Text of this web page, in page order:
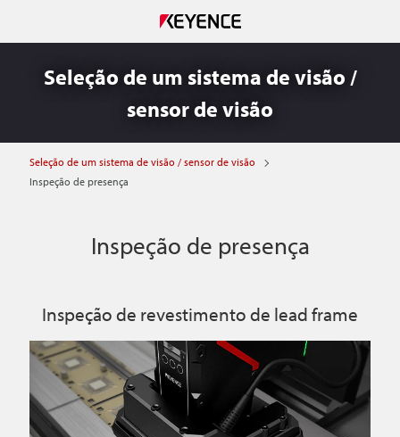
Seleção de um sistema de visão /
sensor de visão
Seleção de um sistema de visão / sensor de visão
Inspeção de presença
Inspeção de presença
Inspeção de revestimento de lead frame